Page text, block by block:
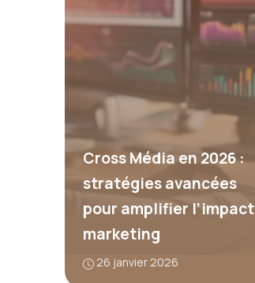
Cross Média en 2026 :
stratégies avancées
pour amplifier l’impact
marketing
26 janvier 2026